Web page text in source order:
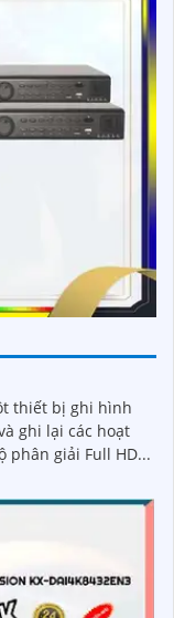
thiết bị ghi hình
ghi lại các hoạt
môi trường an ninh. Với độ phân giải Full HD...